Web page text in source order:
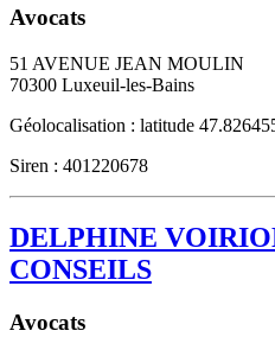
Avocats
51 AVENUE JEAN MOULIN
70300 Luxeuil-les-Bains
Géolocalisation : latitude
Siren : 401220678
DELPHINE
CONSEILS
Avocats